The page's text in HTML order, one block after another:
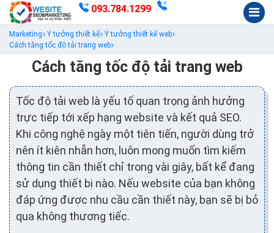
093.784.1299
Marketing Ý tưởng thiết kế Ý tưởng thiết kế web
Cách tăng tốc độ tải trang web
Cách tăng tốc độ tải trang web
Tốc độ tải web là yếu tố quan trọng ảnh hưởng
trực tiếp tới xếp hạng website và kết quả SEO.
Khi công nghệ ngày một tiên tiến, người dùng trở
nên ít kiên nhẫn hơn, luôn mong muốn tìm kiếm
thông tin cần thiết chỉ trong vài giây, bất kể đang
sử dụng thiết bị nào. Nếu website của bạn không
đáp ứng được nhu cầu cần thiết này, bạn sẽ bị bỏ
qua không thương tiếc.